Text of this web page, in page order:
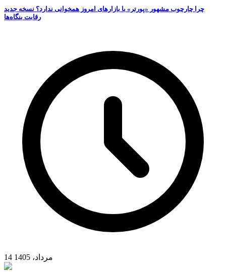
چرا چارچوب مشهور «پورتر» با بازارهای امروز همخوانی ندارد؟ نسخه جدید
رقابت‌ بنگاه‌ها
14 مرداد، 1405